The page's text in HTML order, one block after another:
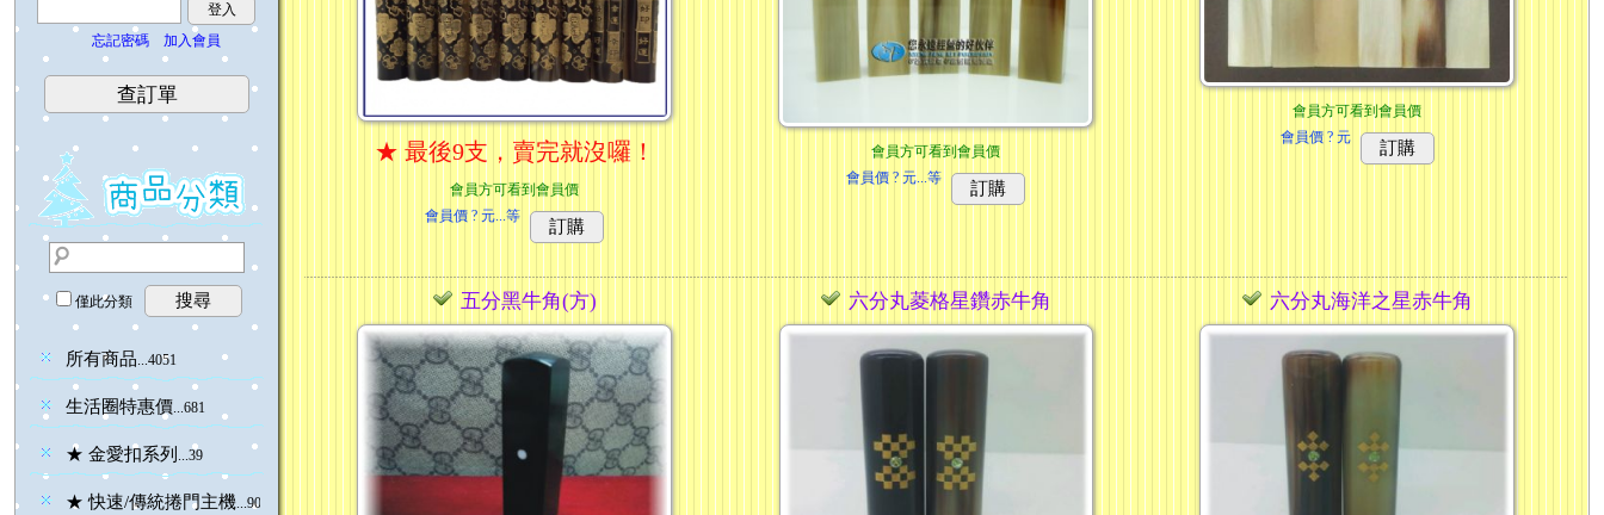
登入
忘記密碼
加入會員
查訂單
僅此分類 搜尋
所有商品 ...4051
生活圈特惠價 ...681
★ 金愛扣系列 ...39
★ 快速/傳統捲門主機 ...90
★ 最後9支，賣完就沒囉！
會員方可看到會員價
會員價 ? 元...等
訂購
會員方可看到會員價
會員價 ? 元...等
訂購
會員方可看到會員價
會員價? 元
訂購
五分黑牛角(方) 六分丸菱格星鑽赤牛角 六分丸海洋之星赤牛角